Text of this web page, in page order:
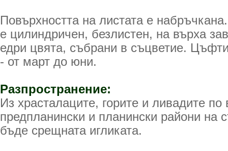
Повърхността на листата е
е цилиндричен, безлистен, на върха
едри цвята, събрани в съцветие.
- от март до юни.
Разпространение:
Из храсталаците, горите и ливадите по
предпланински и планински райони на
бъде срещната игликата.